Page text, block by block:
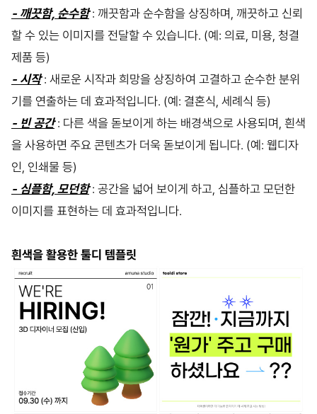
- 깨끗함, 순수함: 깨끗함과 순수함을 상징하며, 깨끗하고 신뢰
할 수 있는 이미지를 전달할 수 있습니다. (예: 의료, 미용, 청결
제품 등)
- 시작: 새로운 시작과 희망을 상징하여 고결하고 순수한 분위
기를 연출하는 데 효과적입니다. (예: 결혼식, 세례식 등)
- 빈 공간: 다른 색을 돋보이게 하는 배경색으로 사용되며, 흰색
을 사용하면 주요 콘텐츠가 더욱 돋보이게 됩니다. (예: 웹디자
인, 인쇄물 등)
- 심플함, 모던함: 공간을 넓어 보이게 하고, 심플하고 모던한
이미지를 표현하는 데 효과적입니다.
흰색을 활용한 툴디 템플릿